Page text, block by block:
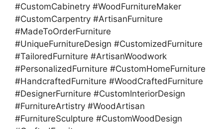
#CustomCabinetry #WoodFurnitureMaker
#CustomCarpentry #ArtisanFurniture
#MadeToOrderFurniture
#UniqueFurnitureDesign #CustomizedFurniture
#TailoredFurniture #ArtisanWoodwork
#PersonalizedFurniture #CustomHomeFurniture
#HandcraftedFurniture #WoodCraftedFurniture
#DesignerFurniture #CustomInteriorDesign
#FurnitureArtistry #WoodArtisan
#FurnitureSculpture #CustomWoodDesign